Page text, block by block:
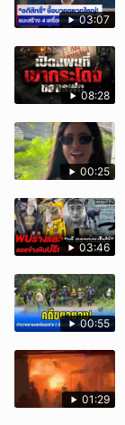
03:07
08:28
00:25
03:46
00:55
01:29